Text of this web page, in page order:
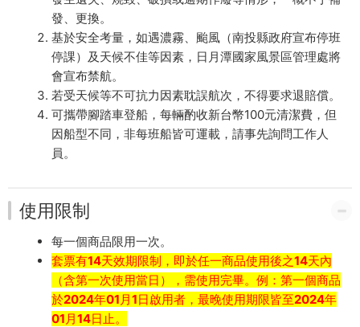
發、更換。
基於安全考量，如遇濃霧、颱風（南投縣政府宣布停班
停課）及天候不佳等因素，日月潭國家風景區管理處將
會宣布禁航。
若受天候等不可抗力因素耽誤航次，不得要求退賠償。
可攜帶腳踏車登船，每輛酌收新台幣100元清潔費，但
因船型不同，非每班船皆可運載，請事先詢問工作人
員。
使用限制
每一個商品限用一次。
套票有14天效期限制，即於任一商品使用後之14天內
（含第一次使用當日），需使用完畢。例：第一個商品
於2024年01月1日啟用者，最晚使用期限皆至2024年
01月14日止。